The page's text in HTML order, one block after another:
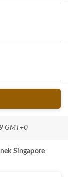
GMT+0
Singapore